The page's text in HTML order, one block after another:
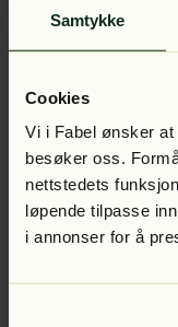
Samtykke
Cookies
Vi i Fabel ønsker
besøker oss.
nettstedets
løpende tilpasse
i annonser for å